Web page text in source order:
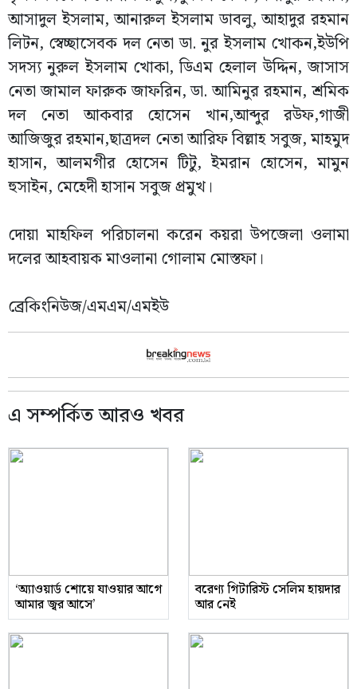
আসাদুল ইসলাম, আনারুল ইসলাম ডাবলু, আহাদুর রহমান
লিটন, স্বেচ্ছাসেবক দল নেতা ডা. নুর ইসলাম খোকন,ইউপি
সদস্য নুরুল ইসলাম খোকা, ডিএম হেলাল উদ্দিন, জাসাস
নেতা জামাল ফারুক জাফরিন, ডা. আমিনুর রহমান, শ্রমিক
দল নেতা আকবার হােসেন খান,আব্দুর রউফ,গাজী
আজিজুর রহমান,ছাত্রদল নেতা আরিফ বিল্লাহ সবুজ, মাহমুদ
হাসান, আলমগীর হোসেন টিটু, ইমরান হোসেন, মামুন
হুসাইন, মেহেদী হাসান সবুজ প্রমুখ।
দোয়া মাহফিল পরিচালনা করেন কয়রা উপজেলা ওলামা
দলের আহবায়ক মাওলানা গোলাম মোস্তফা।
ব্রেকিংনিউজ/এমএম/এমইউ
এ সম্পর্কিত আরও খবর
‘অ্যাওয়ার্ড শোয়ে যাওয়ার আগে
আমার জ্বর আসে’
বরেণ্য গিটারিস্ট সেলিম হায়দার
আর নেই